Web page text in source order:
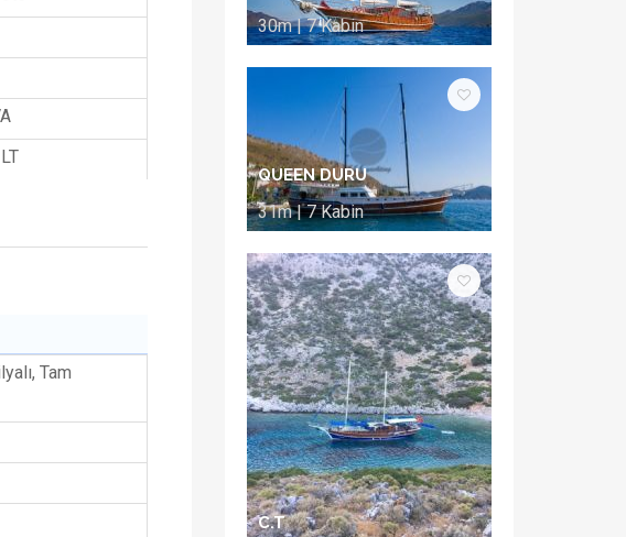
Tam
30m | 7 Kabin
QUEEN DURU
31m | 7 Kabin
C.T